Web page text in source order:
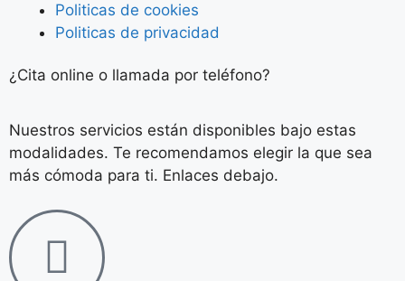
Politicas de cookies
Politicas de privacidad
¿Cita online o llamada por teléfono?
Nuestros servicios están disponibles bajo estas
modalidades. Te recomendamos elegir la que sea
más cómoda para ti. Enlaces debajo.